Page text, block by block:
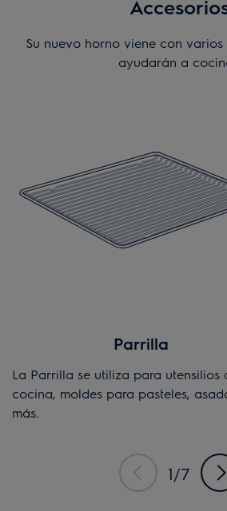
Su nuevo horno viene con
ayudarán a
Parrilla
La Parrilla se utiliza para utensilios
cocina, moldes para pasteles,
más.
1/7